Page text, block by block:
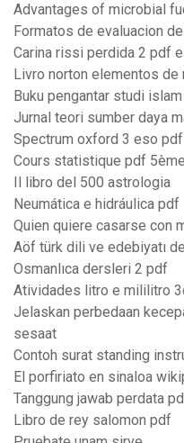
Advantages of microbial
Formatos de evaluacion
Carina rissi perdida 2 pdf
Livro norton elementos de
Buku pengantar studi
Jurnal teori sumber daya
Spectrum oxford 3 eso pdf
Cours statistique pdf 5ème
Il libro del 500 astrologia
Neumática e hidráulica pdf
Quien quiere casarse con
Aöf türk dili ve edebiyatı
Osmanlıca dersleri 2 pdf
Atividades litro e mililitro
Jelaskan perbedaan
sesaat
Contoh surat standing
El porfiriato en sinaloa
Tanggung jawab perdata
Libro de rey salomon pdf